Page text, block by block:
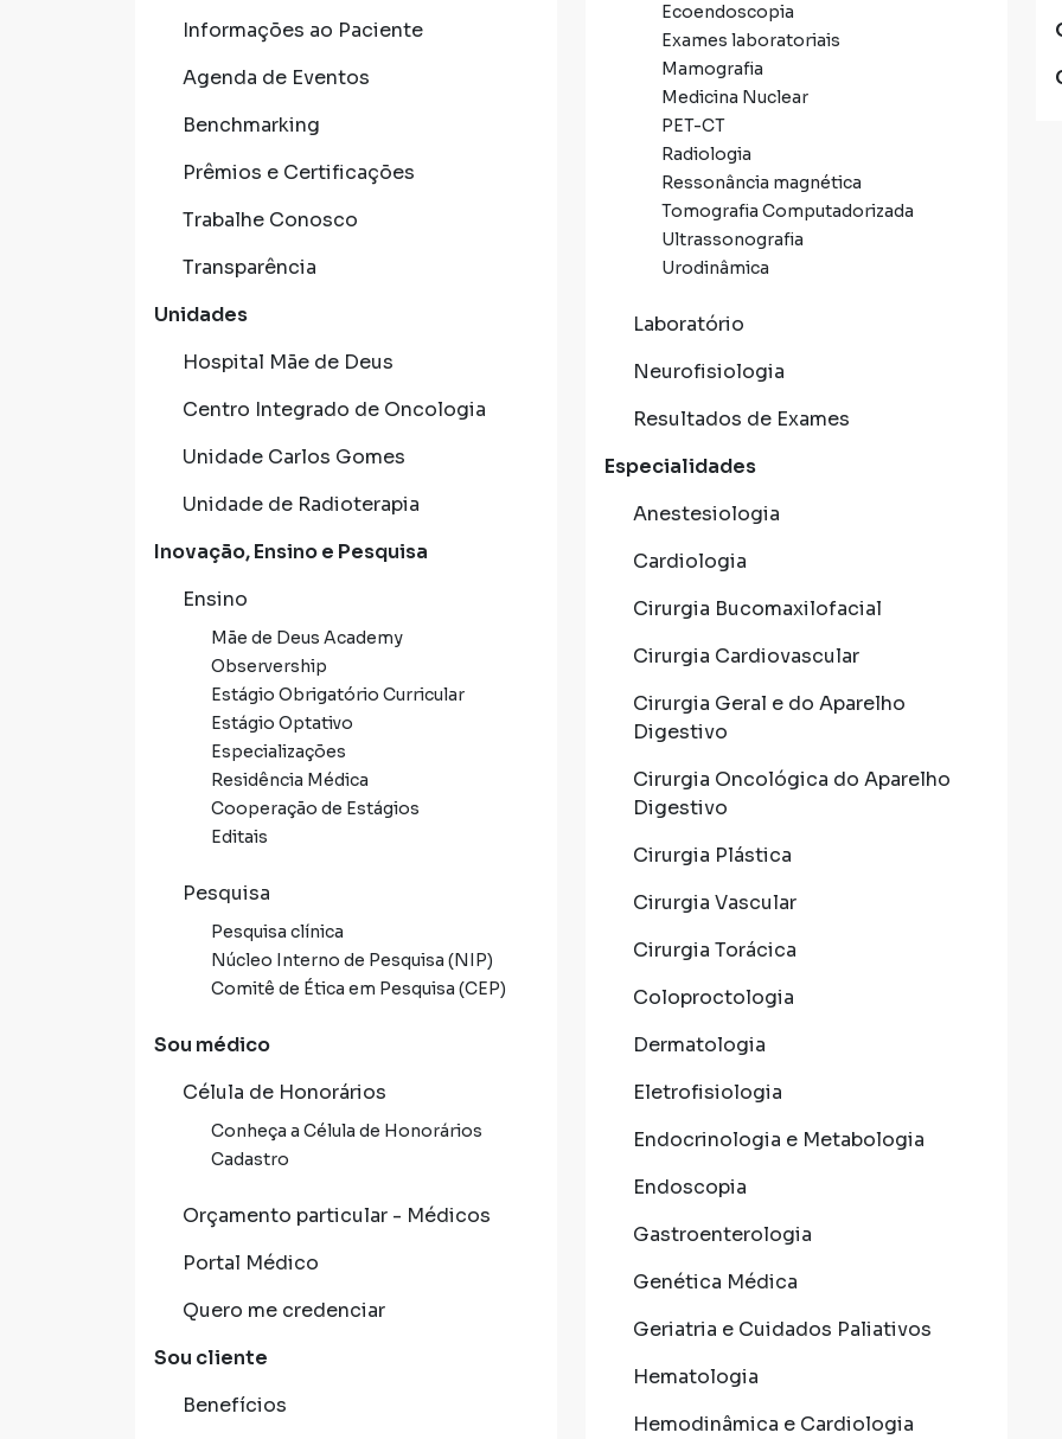
Informações ao Paciente
Agenda de Eventos
Benchmarking
Prêmios e Certificações
Trabalhe Conosco
Transparência
Unidades
Hospital Mãe de Deus
Centro Integrado de Oncologia
Unidade Carlos Gomes
Unidade de Radioterapia
Inovação, Ensino e Pesquisa
Ensino
Mãe de Deus Academy
Observership
Estágio Obrigatório Curricular
Estágio Optativo
Especializações
Residência Médica
Cooperação de Estágios
Editais
Pesquisa
Pesquisa clínica
Núcleo Interno de Pesquisa (NIP)
Comitê de Ética em Pesquisa (CEP)
Sou médico
Célula de Honorários
Conheça a Célula de Honorários
Cadastro
Orçamento particular - Médicos
Portal Médico
Quero me credenciar
Sou cliente
Benefícios
Ecoendoscopia
Exames laboratoriais
Mamografia
Medicina Nuclear
PET-CT
Radiologia
Ressonância magnética
Tomografia Computadorizada
Ultrassonografia
Urodinâmica
Laboratório
Neurofisiologia
Resultados de Exames
Especialidades
Anestesiologia
Cardiologia
Cirurgia Bucomaxilofacial
Cirurgia Cardiovascular
Cirurgia Geral e do Aparelho
Digestivo
Cirurgia Oncológica do Aparelho
Digestivo
Cirurgia Plástica
Cirurgia Vascular
Cirurgia Torácica
Coloproctologia
Dermatologia
Eletrofisiologia
Endocrinologia e Metabologia
Endoscopia
Gastroenterologia
Genética Médica
Geriatria e Cuidados Paliativos
Hematologia
Hemodinâmica e Cardiologia